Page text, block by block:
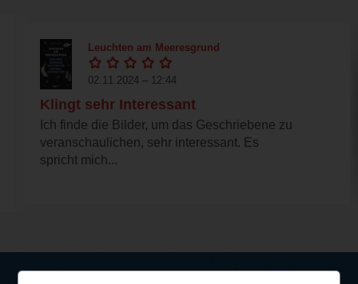
Leuchten am Meeresgrund
02.11.2024 – 12:44
Klingt sehr Interessant
Ich finde die Bilder, um das Geschriebene zu
veranschaulichen, sehr interessant. Es
spricht mich...